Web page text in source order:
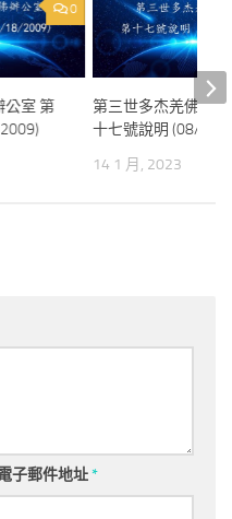
0
公室 第
第三世多杰羌佛辦
十七號說明 (08/05/
14 1 月, 2023
子郵件地址*